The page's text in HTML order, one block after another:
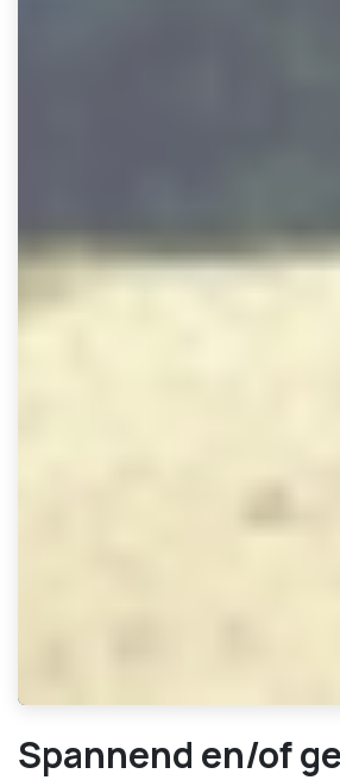
Spannend en/of